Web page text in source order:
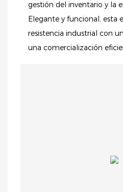
gestión del inventario y la
Elegante y funcional, esta
resistencia industrial con
una comercialización